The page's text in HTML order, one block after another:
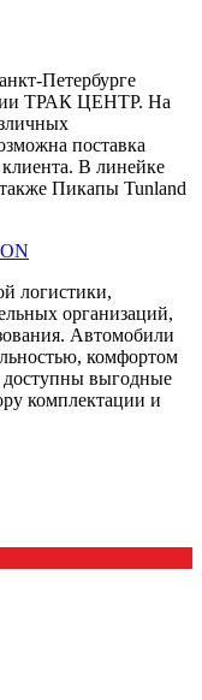
Петербурге
ТРАК ЦЕНТР. На
поставка
В линейке
Пикапы Tunland
логистики,
организаций,
Автомобили
комфортом
доступны выгодные
комплектации и